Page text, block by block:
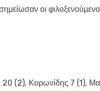
οι
20 (2), Κορωνίδης 7 (1),